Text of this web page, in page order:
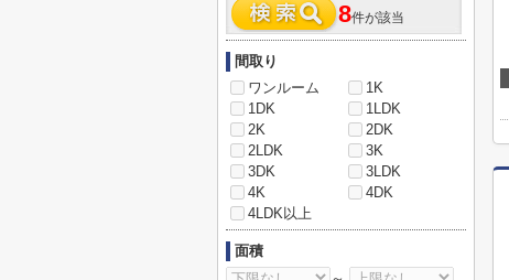
8件が該当
間取り
ワンルーム
1K
1DK
1LDK
2K
2DK
2LDK
3K
3DK
3LDK
4K
4DK
4LDK以上
面積